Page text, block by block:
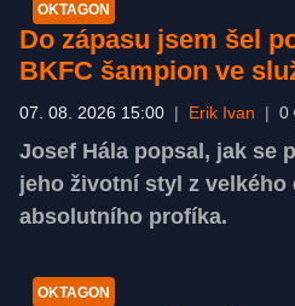
OKTAGON
Do zápasu jsem šel
BKFC šampion ve
07. 08. 2026 15:00 Erik Ivan 0
Josef Hála popsal, jak se
jeho životní styl z velkého
absolutního profíka.
OKTAGON